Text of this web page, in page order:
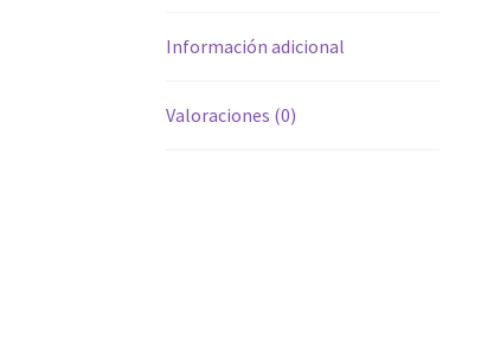
Información adicional
Valoraciones (0)